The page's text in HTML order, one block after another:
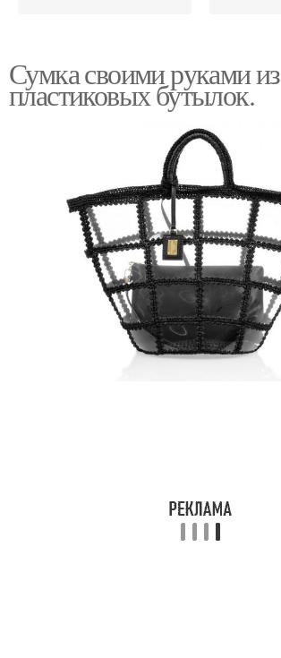
Сумка своими руками из
пластиковых бутылок.